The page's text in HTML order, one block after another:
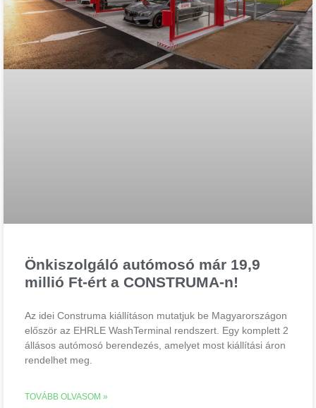
Önkiszolgáló autómosó már 19,9
millió Ft-ért a CONSTRUMA-n!
Az idei Construma kiállításon mutatjuk be Magyarországon
először az EHRLE WashTerminal rendszert. Egy komplett 2
állásos autómosó berendezés, amelyet most kiállítási áron
rendelhet meg.
TOVÁBB OLVASOM »